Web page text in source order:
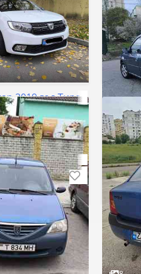
2019 год Тирасполь
125000 км
Механика
Бензин
1000 cm³
7
Dacia
$3 000